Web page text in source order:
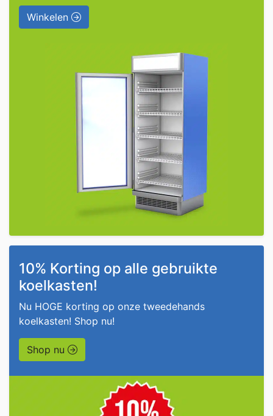
Winkelen
10% Korting op alle gebruikte
koelkasten!
Nu HOGE korting op onze tweedehands
koelkasten! Shop nu!
Shop nu